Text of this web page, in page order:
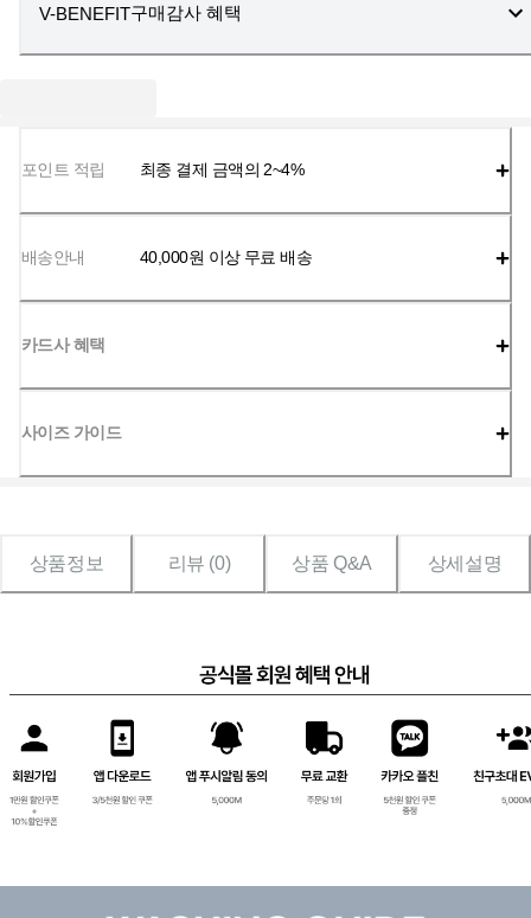
V-BENEFIT구매감사 혜택
포인트 적립 최종 결제 금액의 2~4%
배송안내 40,000원 이상 무료 배송
카드사 혜택
사이즈 가이드
상품정보 리뷰 (0) 상품 Q&A 상세설명